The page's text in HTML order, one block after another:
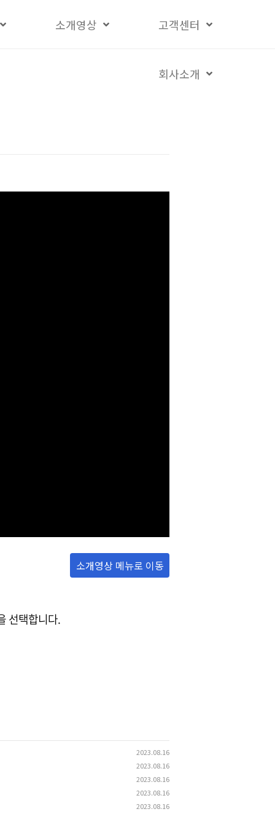
소개영상 고객센터
회사소개
소개영상 메뉴로 이동
선택합니다.
2023.08.16
2023.08.16
2023.08.16
2023.08.16
2023.08.16